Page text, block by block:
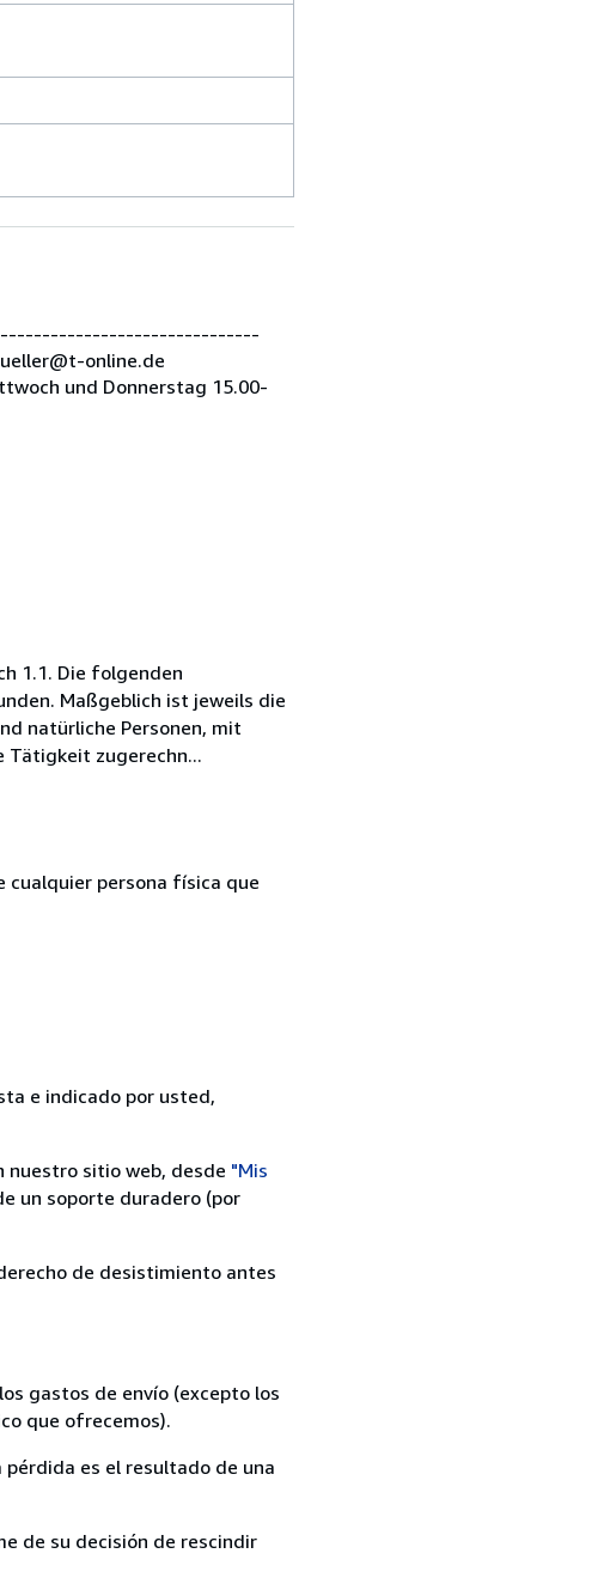
online.de
und Donnerstag 15.00-
1.1. Die folgenden
Maßgeblich ist jeweils die
natürliche Personen, mit
Tätigkeit zugerechn...
cualquier persona física que
e indicado por usted,
nuestro sitio web, desde "Mis
un soporte duradero (por
de desistimiento antes
gastos de envío (excepto los
que ofrecemos).
es el resultado de una
de su decisión de rescindir